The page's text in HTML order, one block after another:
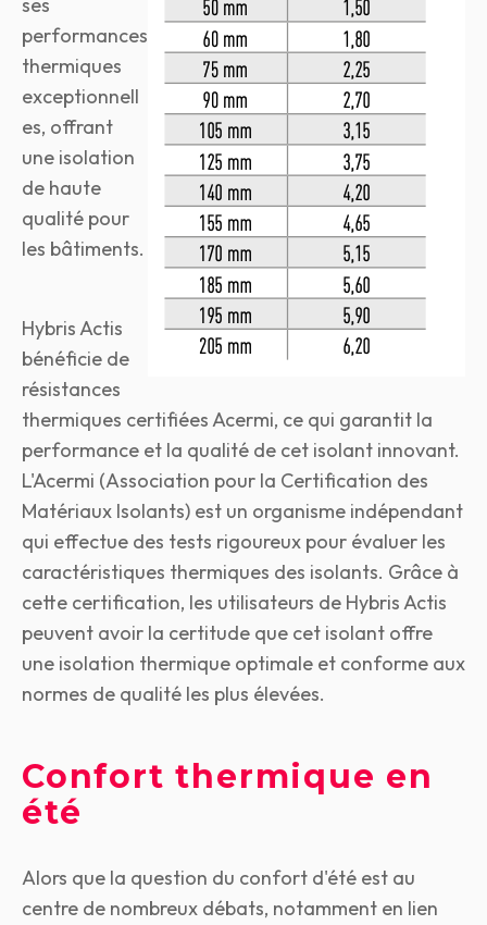
ses
performances
thermiques
exceptionnell
es, offrant
une isolation
de haute
qualité pour
les bâtiments.
Hybris Actis
bénéficie de
résistances
thermiques certifiées Acermi, ce qui garantit la
performance et la qualité de cet isolant innovant.
L'Acermi (Association pour la Certification des
Matériaux Isolants) est un organisme indépendant
qui effectue des tests rigoureux pour évaluer les
caractéristiques thermiques des isolants. Grâce à
cette certification, les utilisateurs de Hybris Actis
peuvent avoir la certitude que cet isolant offre
une isolation thermique optimale et conforme aux
normes de qualité les plus élevées.
Confort thermique en
été
Alors que la question du confort d'été est au
centre de nombreux débats, notamment en lien